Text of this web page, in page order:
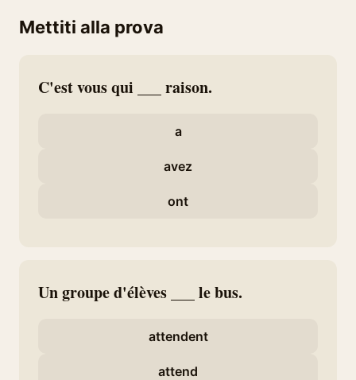
Mettiti alla prova
C'est vous qui ___ raison.
a
avez
ont
Un groupe d'élèves ___ le bus.
attendent
attend